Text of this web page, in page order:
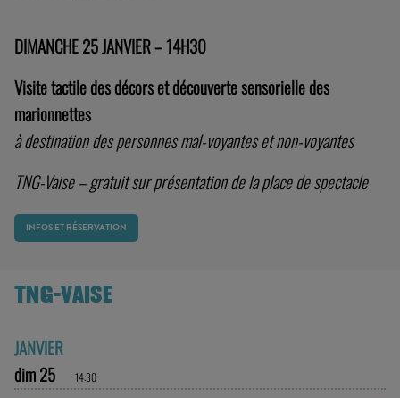
DIMANCHE 25 JANVIER – 14H30
Visite tactile des décors et découverte sensorielle des
marionnettes
à destination des personnes mal-voyantes et non-voyantes
TNG-Vaise – gratuit sur présentation de la place de spectacle
INFOS ET RÉSERVATION
TNG-VAISE
JANVIER
dim 25
14:30